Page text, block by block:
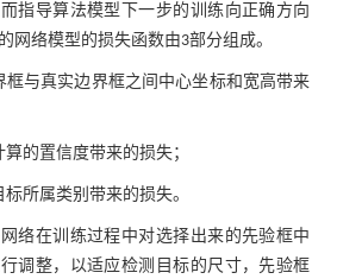
指导算法模型下一步的训练向正确方向
网络模型的损失函数由3部分组成。
框与真实边界框之间中心坐标和宽高带来
算的置信度带来的损失；
标所属类别带来的损失。
络在训练过程中对选择出来的先验框中
调整，以适应检测目标的尺寸，先验框